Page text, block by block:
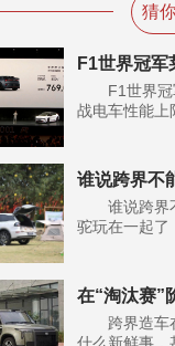
猜
F1世界
战电车性能上
谁说跨界
驼玩在一起了
跨界造车